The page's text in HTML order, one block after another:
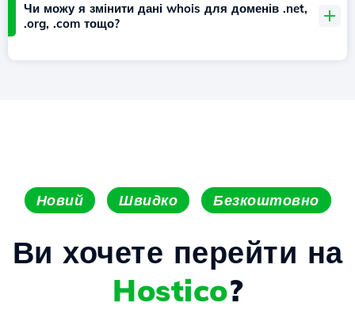
Чи можу я змінити дані whois для доменів .net,
.org, .com тощо?
Новий Швидко Безкоштовно
Ви хочете перейти на
Hostico?